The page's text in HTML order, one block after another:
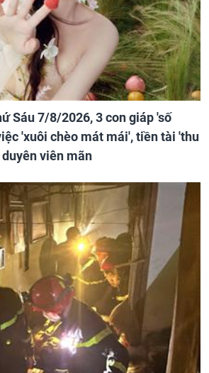
Sáu 7/8/2026, 3 con giáp 'số
'xuôi chèo mát mái', tiền tài 'thu
viên mãn